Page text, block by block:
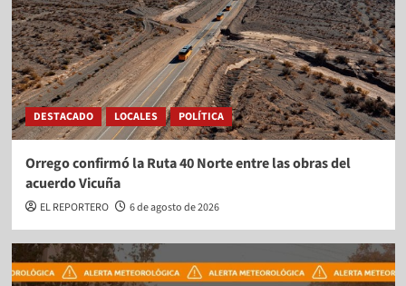
DESTACADO LOCALES POLÍTICA
Orrego confirmó la Ruta 40 Norte entre las obras del
acuerdo Vicuña
EL REPORTERO 6 de agosto de 2026